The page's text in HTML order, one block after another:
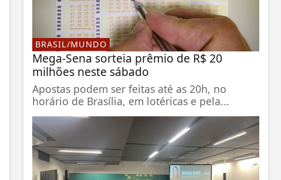
BRASIL/MUNDO
Mega-Sena sorteia prêmio de R$ 20
milhões neste sábado
Apostas podem ser feitas até as 20h, no
horário de Brasília, em lotéricas e pela...